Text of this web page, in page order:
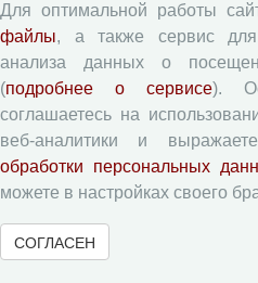
Приватность
Рецензентам
Памятка рецензенту
Форма рецензии
Журналы ВолНЦ РАН
Для оптимальной работы
файлы, а также сервис для
анализа данных о
(подробнее о сервисе).
соглашаетесь на
веб-аналитики и
обработки персональных
можете в настройках своего
СОГЛАСЕН